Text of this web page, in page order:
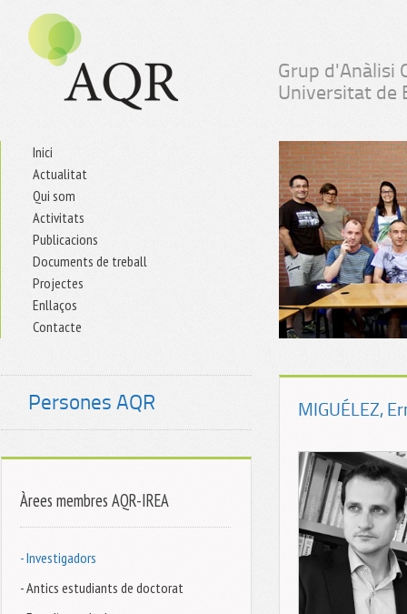
Grup d'Anàlisi
Universitat de
Inici
Actualitat
Qui som
Activitats
Publicacions
Documents de treball
Projectes
Enllaços
Contacte
Persones AQR
Àrees membres AQR-IREA
- Investigadors
- Antics estudiants de doctorat
MIGUÉLEZ,